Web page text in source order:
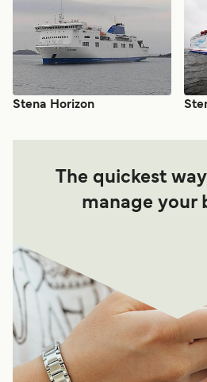
Stena Horizon
The quickest
manage your